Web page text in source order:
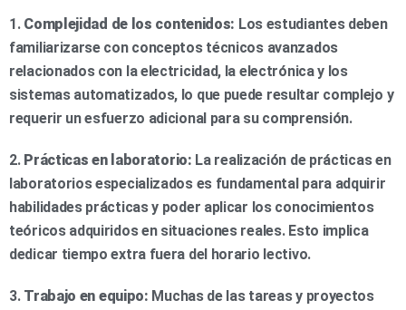
1. Complejidad de los contenidos: Los estudiantes deben
familiarizarse con conceptos técnicos avanzados
relacionados con la electricidad, la electrónica y los
sistemas automatizados, lo que puede resultar complejo y
requerir un esfuerzo adicional para su comprensión.
2. Prácticas en laboratorio: La realización de prácticas en
laboratorios especializados es fundamental para adquirir
habilidades prácticas y poder aplicar los conocimientos
teóricos adquiridos en situaciones reales. Esto implica
dedicar tiempo extra fuera del horario lectivo.
3. Trabajo en equipo: Muchas de las tareas y proyectos